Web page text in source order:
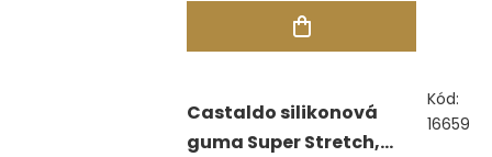
Castaldo silikonová
guma Super Stretch,
Kód:
16659